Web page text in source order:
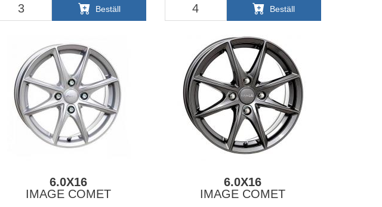
Beställ Beställ
6.0X16
IMAGE COMET
6.0X16
IMAGE COMET